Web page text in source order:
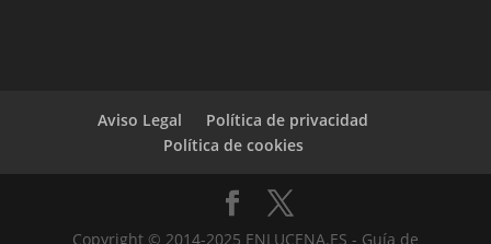
Aviso Legal
Política de privacidad
Política de cookies
Copyright © 2014-2025 ENLUCENA.ES - Guía de